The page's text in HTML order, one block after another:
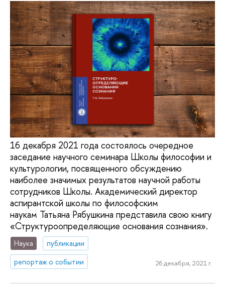
16 декабря 2021 года состоялось очередное
заседание научного семинара Школы философии и
культурологии, посвященного обсуждению
наиболее значимых результатов научной работы
сотрудников Школы. Академический директор
аспирантской школы по философским
наукам Татьяна Рябушкина представила свою книгу
«Структуроопределяющие основания сознания».
Наука
публикации
репортаж о событии
26 декабря, 2021 г.